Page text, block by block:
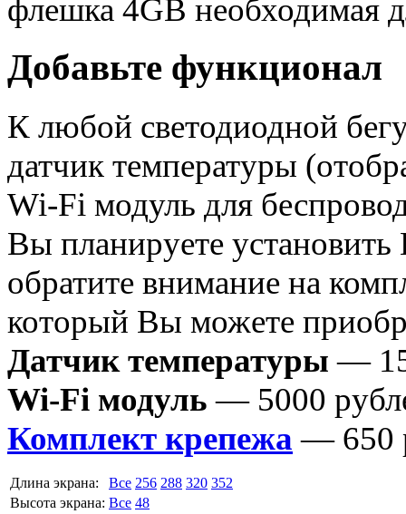
флешка 4GB необходимая
Добавьте функционал
К любой светодиодной
датчик температуры
Wi-Fi модуль для
Вы планируете
обратите внимание на
который Вы можете
Датчик температуры —
Wi-Fi модуль — 5000
Комплект крепежа — 650
Длина экрана: Все 256 288 320 352
Высота экрана: Все 48